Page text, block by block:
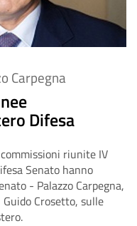
Carpegna
Difesa
riunite IV
Senato hanno
- Palazzo Carpegna,
Crosetto, sulle